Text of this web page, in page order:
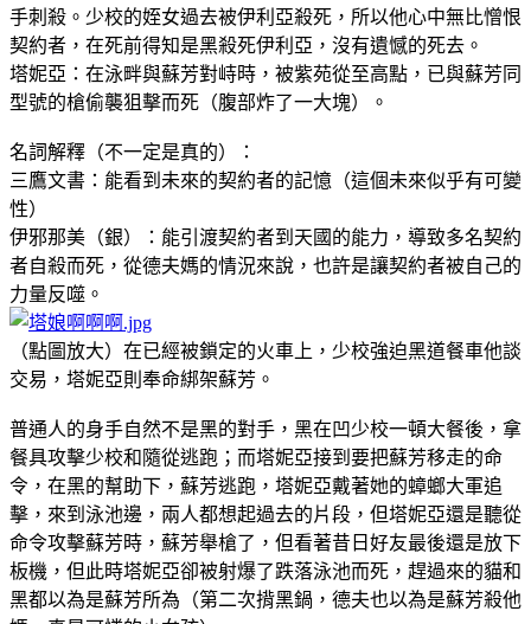
手刺殺。少校的姪女過去被伊利亞殺死，所以他心中無比憎恨
契約者，在死前得知是黑殺死伊利亞，沒有遺憾的死去。
塔妮亞：在泳畔與蘇芳對峙時，被紫苑從至高點，已與蘇芳同
型號的槍偷襲狙擊而死（腹部炸了一大塊）。
名詞解釋（不一定是真的）：
三鷹文書：能看到未來的契約者的記憶（這個未來似乎有可變
性）
伊邪那美（銀）：能引渡契約者到天國的能力，導致多名契約
者自殺而死，從德夫媽的情況來說，也許是讓契約者被自己的
力量反噬。
（點圖放大）在已經被鎖定的火車上，少校強迫黑道餐車他談
交易，塔妮亞則奉命綁架蘇芳。
普通人的身手自然不是黑的對手，黑在凹少校一頓大餐後，拿
餐具攻擊少校和隨從逃跑；而塔妮亞接到要把蘇芳移走的命
令，在黑的幫助下，蘇芳逃跑，塔妮亞戴著她的蟑螂大軍追
擊，來到泳池邊，兩人都想起過去的片段，但塔妮亞還是聽從
命令攻擊蘇芳時，蘇芳舉槍了，但看著昔日好友最後還是放下
板機，但此時塔妮亞卻被射爆了跌落泳池而死，趕過來的貓和
黑都以為是蘇芳所為（第二次揹黑鍋，德夫也以為是蘇芳殺他